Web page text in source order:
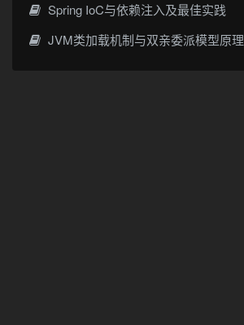
Spring IoC与依赖注入及最佳实践
JVM类加载机制与双亲委派模型原理